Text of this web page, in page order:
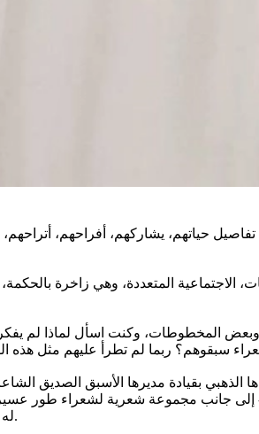
حياتهم، يشاركهم، أفراحهم،
المتعددة، وهي زاخرة بالحكمة،
المخطوطات، وكنت اسأل لماذا لم
الذهبي بقيادة مديرها الأسبق الصديق
إلى جانب مجموعة شعرية لشعراء طور
له أيضاً قبل أكثر من عقدين كتاب «من قيم الشعر الشعبي في عسير» عبدالله بِر عامر -إبر بَدّه- أنموذجاً.